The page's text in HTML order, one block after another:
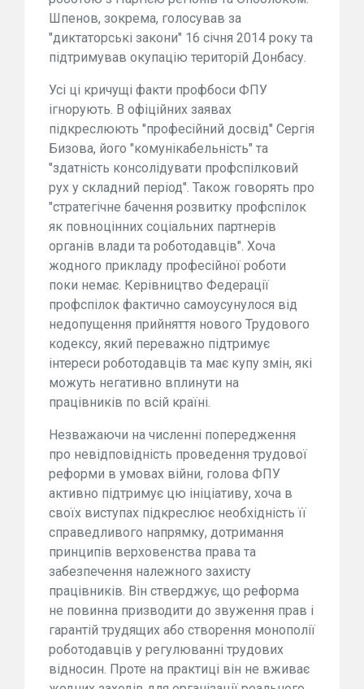
Шпенов, зокрема, голосував за
"диктаторські закони" 16 січня 2014 року та
підтримував окупацію територій Донбасу.
Усі ці кричущі факти профбоси ФПУ
ігнорують. В офіційних заявах
підкреслюють "професійний досвід" Сергія
Бизова, його "комунікабельність" та
"здатність консолідувати профспілковий
рух у складний період". Також говорять про
"стратегічне бачення розвитку профспілок
як повноцінних соціальних партнерів
органів влади та роботодавців". Хоча
жодного прикладу професійної роботи
поки немає. Керівництво Федерації
профспілок фактично самоусунулося від
недопущення прийняття нового Трудового
кодексу, який переважно підтримує
інтереси роботодавців та має купу змін, які
можуть негативно вплинути на
працівників по всій країні.
Незважаючи на численні попередження
про невідповідність проведення трудової
реформи в умовах війни, голова ФПУ
активно підтримує цю ініціативу, хоча в
своїх виступах підкреслює необхідність її
справедливого напрямку, дотримання
принципів верховенства права та
забезпечення належного захисту
працівників. Він стверджує, що реформа
не повинна призводити до звуження прав і
гарантій трудящих або створення монополії
роботодавців у регулюванні трудових
відносин. Проте на практиці він не вживає